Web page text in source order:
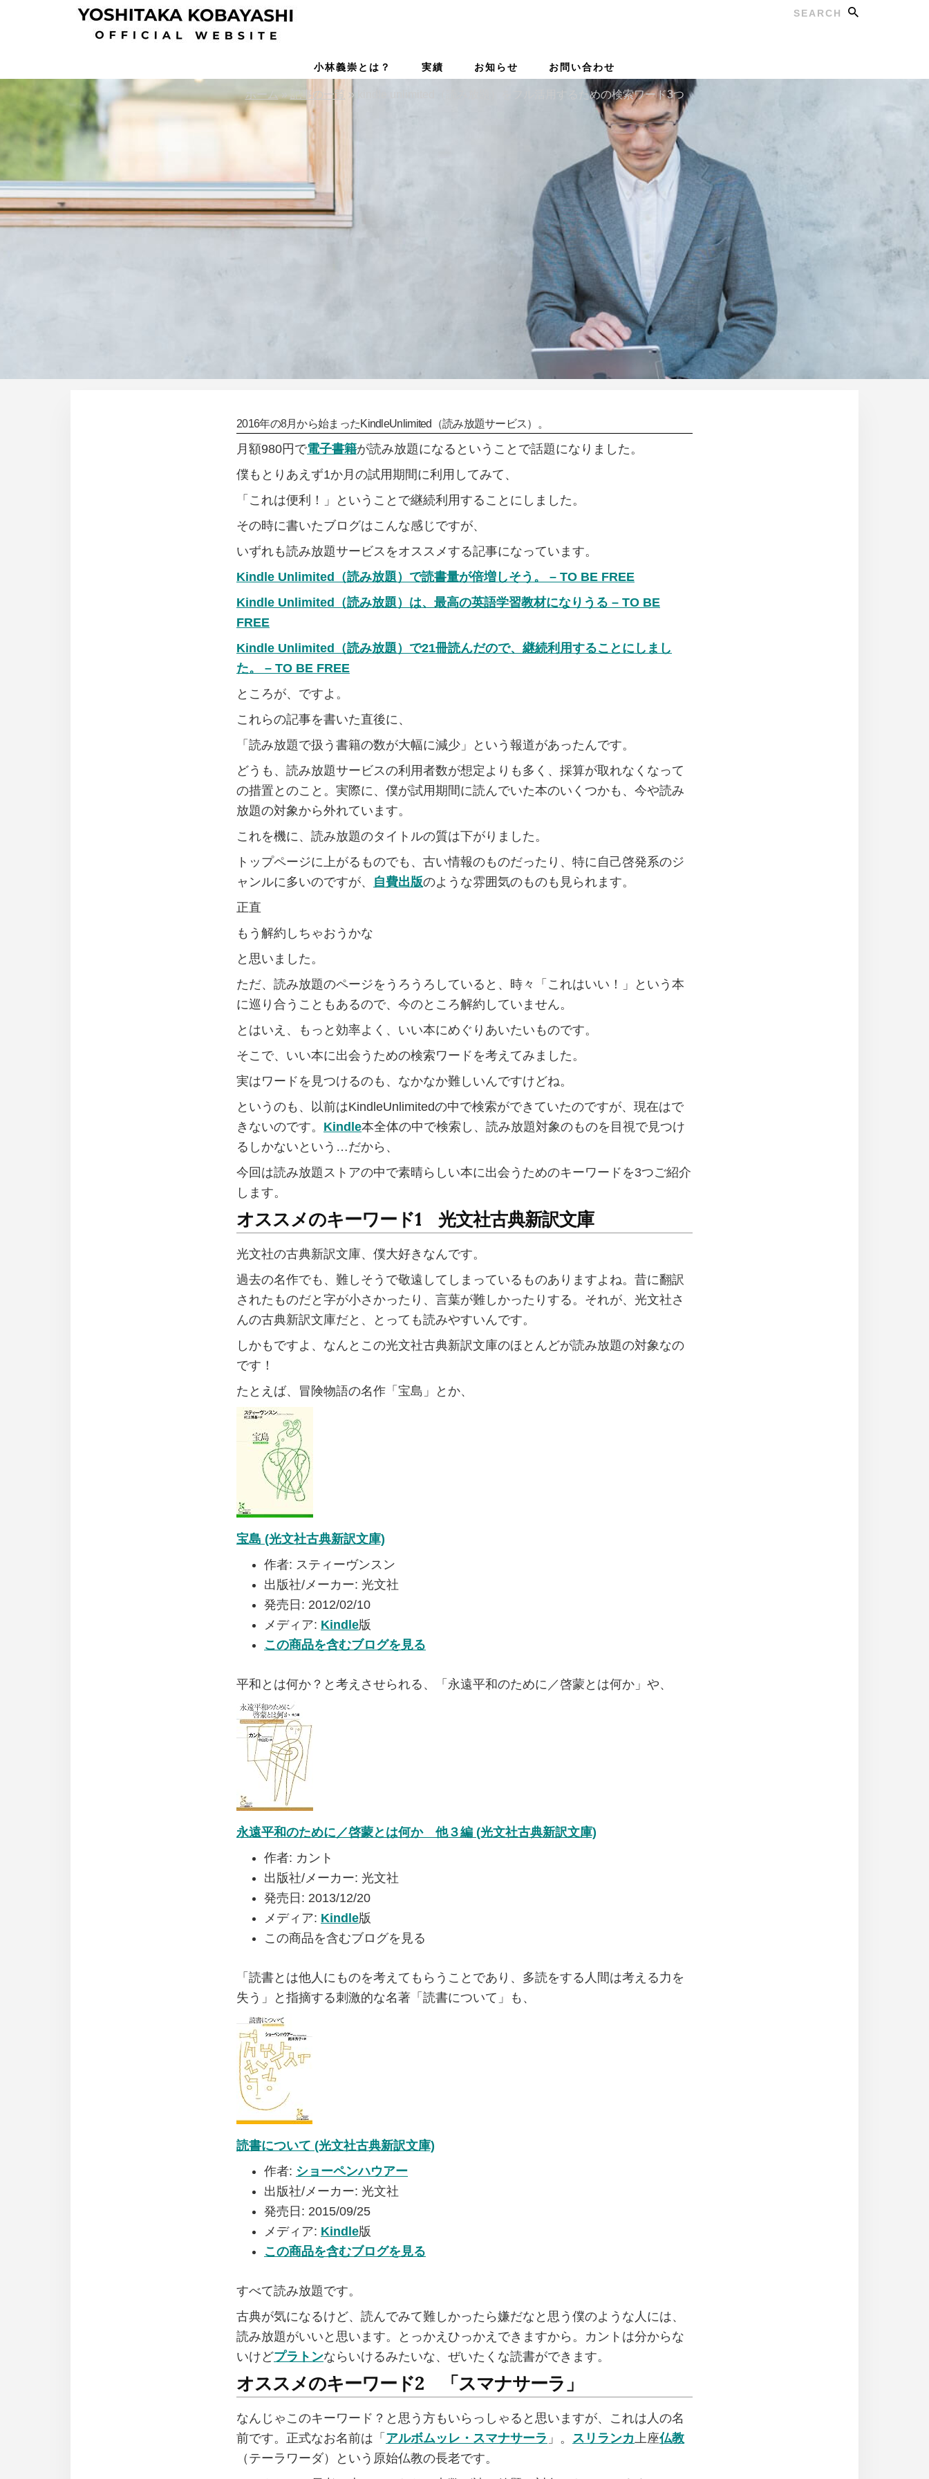
小林義崇とは？ 実績 お知らせ お問い合わせ
ホーム » 記事の一覧 » kindle unlimited（読み放題）をフル活用するための検索ワード3つ
2016年の8月から始まったKindleUnlimited（読み放題サービス）。
月額980円で電子書籍が読み放題になるということで話題になりました。
僕もとりあえず1か月の試用期間に利用してみて、
「これは便利！」ということで継続利用することにしました。
その時に書いたブログはこんな感じですが、
いずれも読み放題サービスをオススメする記事になっています。
Kindle Unlimited（読み放題）で読書量が倍増しそう。 – TO BE FREE
Kindle Unlimited（読み放題）は、最高の英語学習教材になりうる – TO BE
FREE
Kindle Unlimited（読み放題）で21冊読んだので、継続利用することにしまし
た。 – TO BE FREE
ところが、ですよ。
これらの記事を書いた直後に、
「読み放題で扱う書籍の数が大幅に減少」という報道があったんです。
どうも、読み放題サービスの利用者数が想定よりも多く、採算が取れなくなって
の措置とのこと。実際に、僕が試用期間に読んでいた本のいくつかも、今や読み
放題の対象から外れています。
これを機に、読み放題のタイトルの質は下がりました。
トップページに上がるものでも、古い情報のものだったり、特に自己啓発系のジ
ャンルに多いのですが、 自費出版のような雰囲気のものも見られます。
正直
もう解約しちゃおうかな
と思いました。
ただ、読み放題のページをうろうろしていると、時々「これはいい！」という本
に巡り合うこともあるので、今のところ解約していません。
とはいえ、もっと効率よく、いい本にめぐりあいたいものです。
そこで、いい本に出会うための検索ワードを考えてみました。
実はワードを見つけるのも、なかなか難しいんですけどね。
というのも、以前はKindleUnlimitedの中で検索ができていたのですが、現在はで
きないのです。 Kindle本全体の中で検索し、読み放題対象のものを目視で見つけ
るしかないという…だから、
今回は読み放題ストアの中で素晴らしい本に出会うためのキーワードを3つご紹介
します。
オススメのキーワード1 光文社古典新訳文庫
光文社の古典新訳文庫、僕大好きなんです。
過去の名作でも、難しそうで敬遠してしまっているものありますよね。昔に翻訳
されたものだと字が小さかったり、言葉が難しかったりする。それが、光文社さ
んの古典新訳文庫だと、とっても読みやすいんです。
しかもですよ、なんとこの光文社古典新訳文庫のほとんどが読み放題の対象なの
です！
たとえば、冒険物語の名作「宝島」とか、
宝島 (光文社古典新訳文庫)
作者: スティーヴンスン
出版社/メーカー: 光文社
発売日: 2012/02/10
メディア: Kindle版
この商品を含むブログを見る
平和とは何か？と考えさせられる、「永遠平和のために／啓蒙とは何か」や、
永遠平和のために／啓蒙とは何か 他３編 (光文社古典新訳文庫)
作者: カント
出版社/メーカー: 光文社
発売日: 2013/12/20
メディア: Kindle版
この商品を含むブログを見る
「読書とは他人にものを考えてもらうことであり、多読をする人間は考える力を
失う」と指摘する刺激的な名著「読書について」も、
読書について (光文社古典新訳文庫)
作者: ショーペンハウアー
出版社/メーカー: 光文社
発売日: 2015/09/25
メディア: Kindle版
この商品を含むブログを見る
すべて読み放題です。
古典が気になるけど、読んでみて難しかったら嫌だなと思う僕のような人には、
読み放題がいいと思います。とっかえひっかえできますから。カントは分からな
いけどプラトンならいけるみたいな、ぜいたくな読書ができます。
オススメのキーワード2 「スマナサーラ」
なんじゃこのキーワード？と思う方もいらっしゃると思いますが、これは人の名
前です。正式なお名前は「 アルボムッレ・スマナサーラ 」。 スリランカ上座仏教
（テーラワーダ）という原始仏教の長老です。